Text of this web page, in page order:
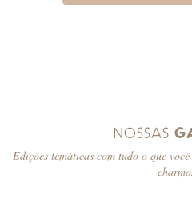
NOSSAS
Edições temáticas com tudo o que